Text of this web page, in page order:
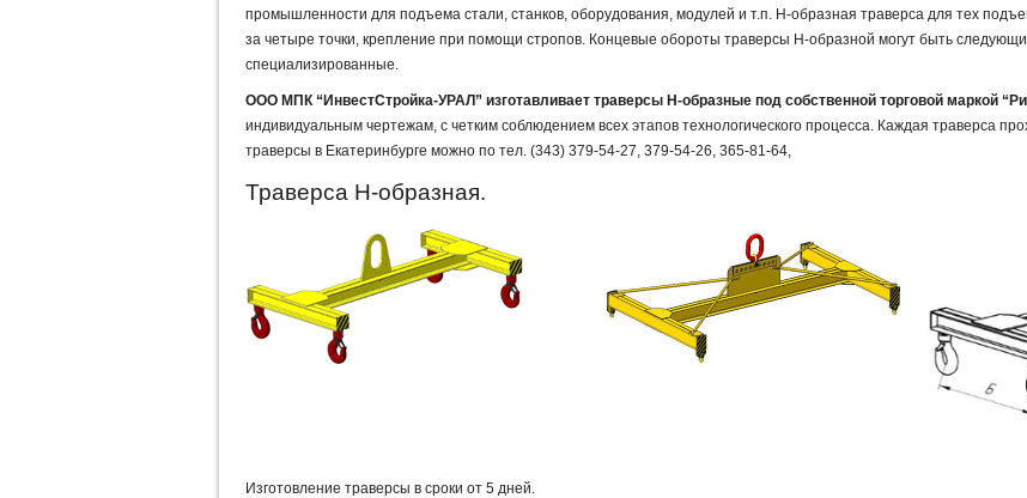
промышленности для подъема стали, станков, оборудования, модулей и т.п. Н-образная траверса для тех
за четыре точки, крепление при помощи стропов. Концевые обороты траверсы Н-образной могут быть
специализированные.
ООО МПК “ИнвестСтройка-УРАЛ” изготавливает траверсы Н-образные под собственной торговой маркой
индивидуальным чертежам, с четким соблюдением всех этапов технологического процесса. Каждая траверса
траверсы в Екатеринбурге можно по тел. (343) 379-54-27, 379-54-26, 365-81-64,
Траверса Н-образная.
Изготовление траверсы в сроки от 5 дней.